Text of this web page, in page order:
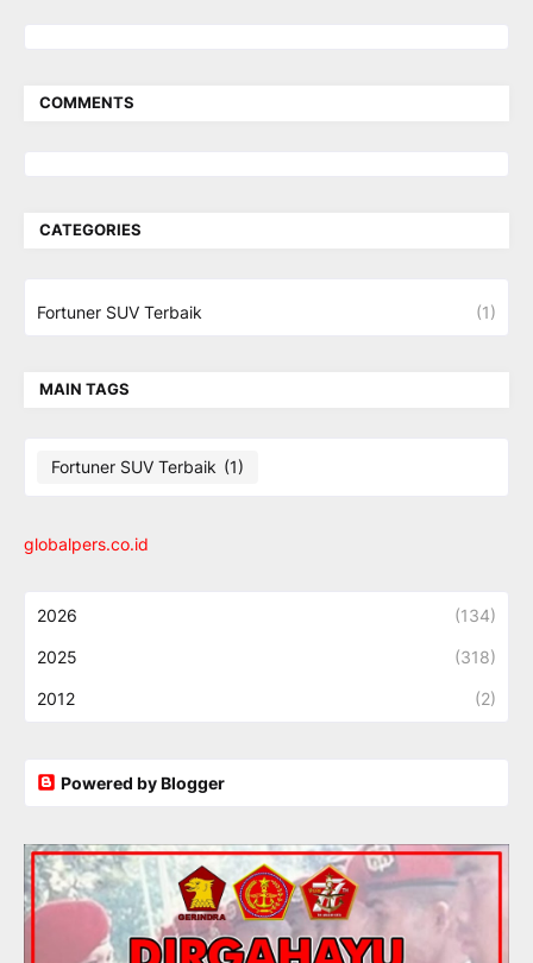
COMMENTS
CATEGORIES
Fortuner SUV Terbaik (1)
MAIN TAGS
Fortuner SUV Terbaik (1)
globalpers.co.id
2026 (134)
2025 (318)
2012 (2)
Powered by Blogger